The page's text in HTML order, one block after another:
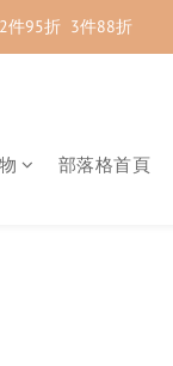
著 2件9折
著 2件9折
部落格首頁